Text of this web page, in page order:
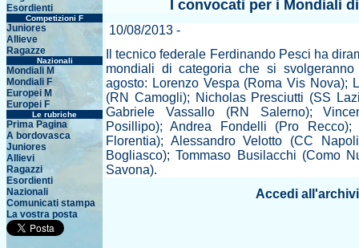
Esordienti
Competizioni F
Juniores
Allieve
Ragazze
Nazionali
Mondiali M
Mondiali F
Europei M
Europei F
Le rubriche
Prima Pagina
A bordovasca
Juniores
Allievi
Ragazzi
Esordienti
Nazionali
Comunicati stampa
La vostra posta
I convocati per i Mondiali
10/08/2013 -
Il tecnico federale Ferdinando Pesci ha
mondiali di categoria che si
agosto: Lorenzo Vespa (Roma Vis Nova);
(RN Camogli); Nicholas Presciutti (SS
Gabriele Vassallo (RN Salerno);
Posillipo); Andrea Fondelli (Pro
Florentia); Alessandro Velotto (CC
Bogliasco); Tommaso Busilacchi (Como
Savona).
Accedi